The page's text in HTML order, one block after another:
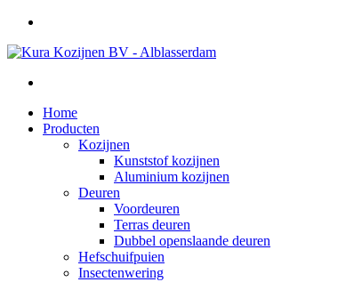
Home
Producten
Kozijnen
Kunststof kozijnen
Aluminium kozijnen
Deuren
Voordeuren
Terras deuren
Dubbel openslaande deuren
Hefschuifpuien
Insectenwering